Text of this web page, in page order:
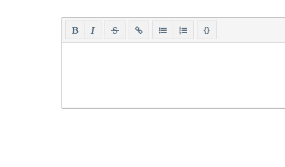
{}